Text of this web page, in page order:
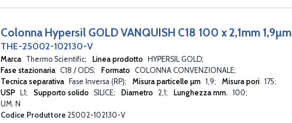
Colonna Hypersil GOLD VANQUISH C18 100 x 2,1mm 1,9µm
THE-25002-102130-V
Marca Thermo Scientific Linea prodotto
HYPERSIL GOLD
Fase stazionaria C18 / ODS Formato COLONNA CONVENZIONALE
Tecnica separativa
Fase Inversa (RP) Misura particelle µm 1,9 Misura pori 175
USP
L1 Supporto solido SILICE Diametro 2,1 Lunghezza mm. 100
UM. N
Codice Produttore 25002-102130-V